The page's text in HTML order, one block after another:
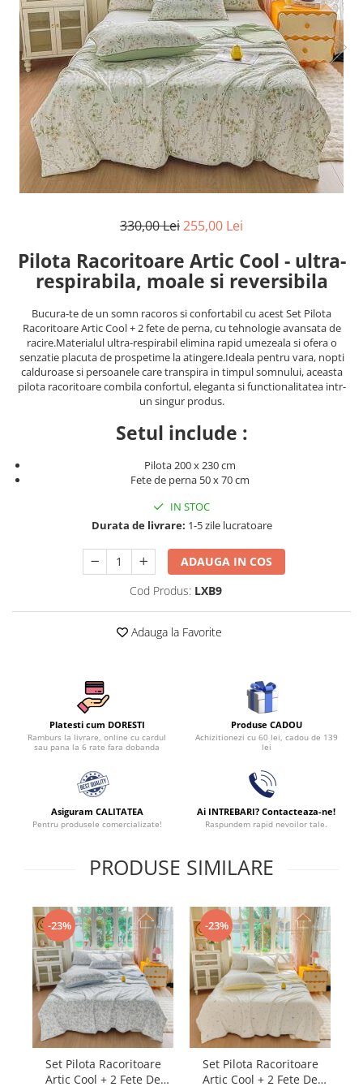
Cearceaf cu elastic
Cearceaf normal
Lenjerii De Pat Creponate
Lenjerii De Pat Bumbac Poplin 2
Persoane
Lenjerii De Pat Bumbac Poplin,
Matlasate, 2 Persoane
Lenjerii De Pat Bumbac Satinat 2
Persoane
Lenjerii De Pat, Finet Premium 3D,
Lenjerii De Pat Jacquard
Lenjerii De Pat Catifea
Lenjerii De Pat Cocolino
Set Lenjerie De Pat Blana
Artificiala De Iepure, 6 Piese, 2
Persoane
Set Lenjerie Pat Blanita Iepure, 6
Lenjerii De Pat Premium Collection
Pilota / Cuvertura Inclusa
Set Lenjerie De Pat Jacquard Regal,
11 Piese, Cuvertura Inclusa
Lenjerii Damasc Egiptean King Size
Lenjerii De Pat, Finet Premium, 1
Lenjerii De Pat Damasc 1 Persoana
Lenjerii De Pat, Imprimeu 3D, 1
330,00 Lei255,00 Lei
Pilota Racoritoare Artic Cool - ultra-
respirabila, moale si reversibila
Bucura-te de un somn racoros si confortabil cu acest Set Pilota
Racoritoare Artic Cool + 2 fete de perna, cu tehnologie avansata de
racire.Materialul ultra-respirabil elimina rapid umezeala si ofera o
senzatie placuta de prospetime la atingere.Ideala pentru vara, nopti
calduroase si persoanele care transpira in timpul somnului, aceasta
pilota racoritoare combila confortul, eleganta si functionalitatea intr-
un singur produs.
Setul include :
Pilota 200 x 230 cm
Fete de perna 50 x 70 cm
IN STOC
Durata de livrare: 1-5 zile lucratoare
ADAUGA IN COS
Cod Produs: LXB9
Adauga la Favorite
Platesti cum DORESTI
Ramburs la livrare, online cu cardul
sau pana la 6 rate fara dobanda
Produse CADOU
Achizitionezi cu 60 lei, cadou de 139
lei
Asiguram CALITATEA
Pentru produsele comercializate!
Ai INTREBARI? Contacteaza-ne!
Raspundem rapid nevoilor tale.
PRODUSE SIMILARE
-23%
Set Pilota Racoritoare
Artic Cool + 2 Fete De
-23%
Set Pilota Racoritoare
Artic Cool + 2 Fete De